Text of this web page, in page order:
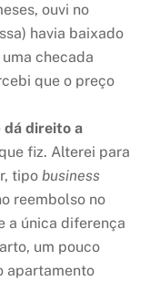
ouvi no
havia baixado
checada
que o preço
dá direito a
fiz. Alterei para
tipobusiness
reembolso no
a única diferença
um pouco
apartamento